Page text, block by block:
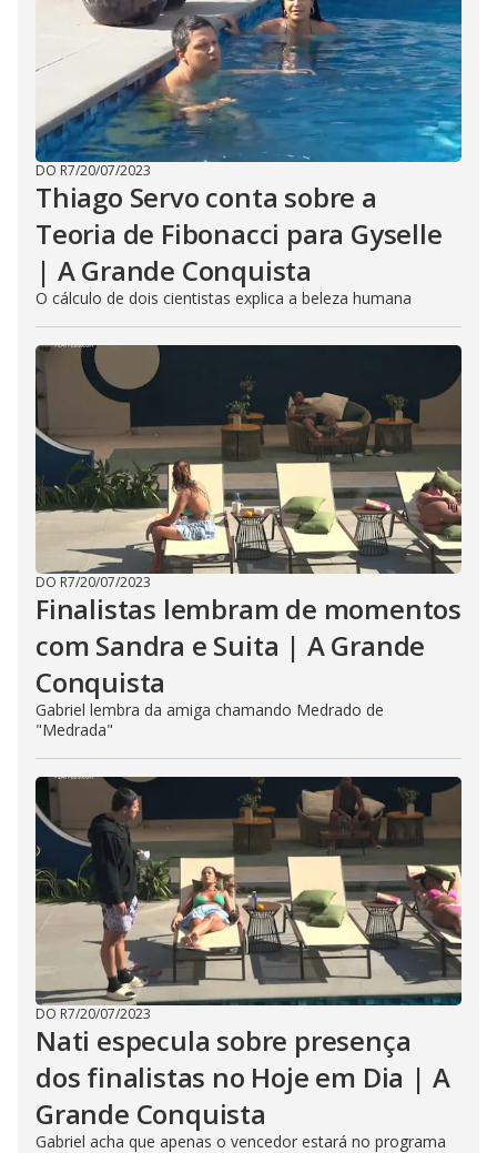
DO R7/20/07/2023
Thiago Servo conta sobre a
Teoria de Fibonacci para Gyselle
| A Grande Conquista
O cálculo de dois cientistas explica a beleza humana
DO R7/20/07/2023
Finalistas lembram de momentos
com Sandra e Suita | A Grande
Conquista
Gabriel lembra da amiga chamando Medrado de
"Medrada"
DO R7/20/07/2023
Nati especula sobre presença
dos finalistas no Hoje em Dia | A
Grande Conquista
Gabriel acha que apenas o vencedor estará no programa